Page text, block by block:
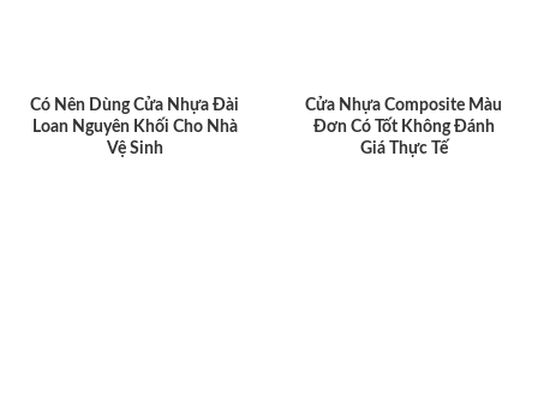
Có Nên Dùng Cửa Nhựa Đài
Loan Nguyên Khối Cho Nhà
Vệ Sinh
Cửa Nhựa Composite Màu
Đơn Có Tốt Không Đánh
Giá Thực Tế